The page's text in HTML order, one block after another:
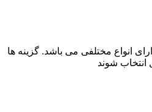
انواع مختلفی می باشد. گزینه ها
شوند